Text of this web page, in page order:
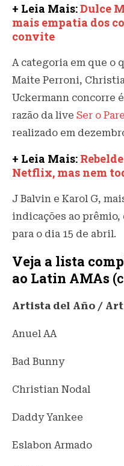
+ Leia Mais:Dulce
mais empatia dos
convite
A categoria em que o
Maite Perroni,
Uckermann concorre
razão da live Ser o
realizado em
+ Leia Mais:
Netflix, mas nem
J Balvin e Karol G,
indicações ao prêmio,
para o dia 15 de abril.
Veja a lista
ao Latin AMAs
Artista del Año /
Anuel AA
Bad Bunny
Christian Nodal
Daddy Yankee
Eslabon Armado